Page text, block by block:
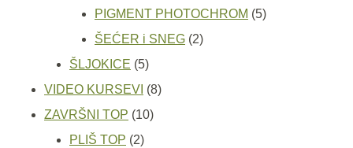
proizvoda
PIGMENT PHOTOCHROM 55
ŠEĆER i SNEG 22
ŠLJOKICE 55
proizvoda
VIDEO KURSEVI 88
ZAVRŠNI TOP 1010
PLIŠ TOP 22